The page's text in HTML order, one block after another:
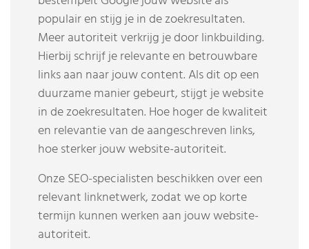
populair en stijg je in de zoekresultaten.
Meer autoriteit verkrijg je door linkbuilding.
Hierbij schrijf je relevante en betrouwbare
links aan naar jouw content. Als dit op een
duurzame manier gebeurt, stijgt je website
in de zoekresultaten. Hoe hoger de kwaliteit
en relevantie van de aangeschreven links,
hoe sterker jouw website-autoriteit.
Onze SEO-specialisten beschikken over een
relevant linknetwerk, zodat we op korte
termijn kunnen werken aan jouw website-
autoriteit.